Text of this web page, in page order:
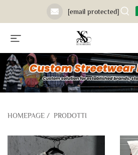
[email protected]
HOMEPAGE / PRODOTTI